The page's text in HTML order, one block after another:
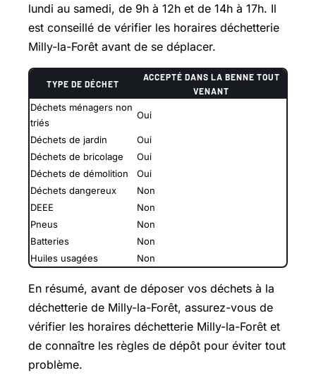
lundi au samedi, de 9h à 12h et de 14h à 17h. Il
est conseillé de vérifier les horaires déchetterie
Milly-la-Forêt avant de se déplacer.
TYPE DE DÉCHET
ACCEPTÉ DANS LA BENNE TOUT
VENANT
Déchets ménagers non
triés
Oui
Déchets de jardin
Oui
Déchets de bricolage
Oui
Déchets de démolition
Oui
Déchets dangereux
Non
DEEE
Non
Pneus
Non
Batteries
Non
Huiles usagées
Non
En résumé, avant de déposer vos déchets à la
déchetterie de Milly-la-Forêt, assurez-vous de
vérifier les horaires déchetterie Milly-la-Forêt et
de connaître les règles de dépôt pour éviter tout
problème.